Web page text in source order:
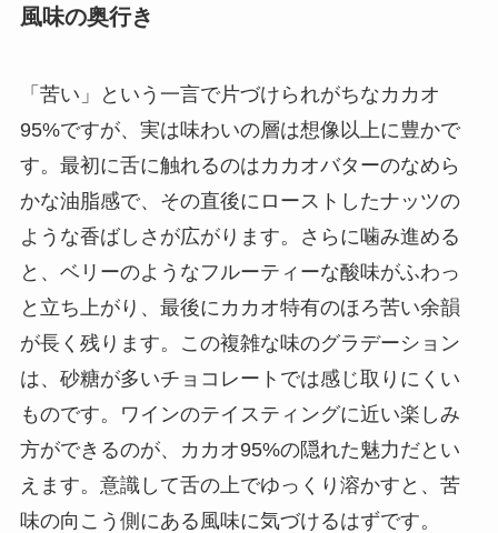
風味の奥行き
「苦い」という一言で片づけられがちなカカオ
95%ですが、実は味わいの層は想像以上に豊かで
す。最初に舌に触れるのはカカオバターのなめら
かな油脂感で、その直後にローストしたナッツの
ような香ばしさが広がります。さらに噛み進める
と、ベリーのようなフルーティーな酸味がふわっ
と立ち上がり、最後にカカオ特有のほろ苦い余韻
が長く残ります。この複雑な味のグラデーション
は、砂糖が多いチョコレートでは感じ取りにくい
ものです。ワインのテイスティングに近い楽しみ
方ができるのが、カカオ95%の隠れた魅力だとい
えます。意識して舌の上でゆっくり溶かすと、苦
味の向こう側にある風味に気づけるはずです。